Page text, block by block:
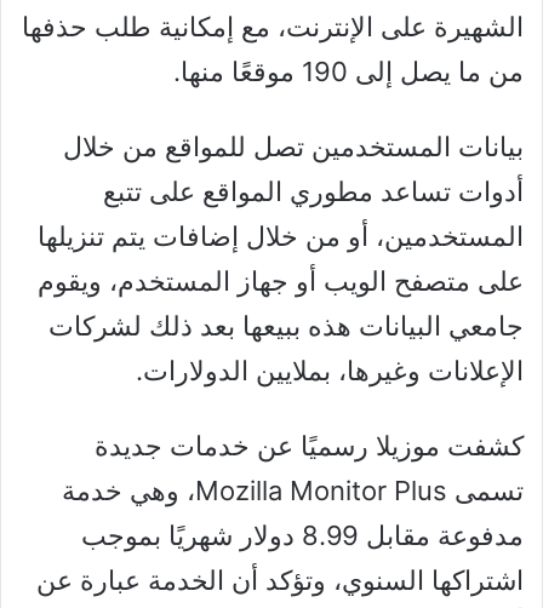
الشهيرة على الإنترنت، مع إمكانية طلب حذفها
من ما يصل إلى 190 موقعًا منها.
بيانات المستخدمين تصل للمواقع من خلال
أدوات تساعد مطوري المواقع على تتبع
المستخدمين، أو من خلال إضافات يتم تنزيلها
على متصفح الويب أو جهاز المستخدم، ويقوم
جامعي البيانات هذه ببيعها بعد ذلك لشركات
الإعلانات وغيرها، بملايين الدولارات.
كشفت موزيلا رسميًا عن خدمات جديدة
تسمى Mozilla Monitor Plus، وهي خدمة
مدفوعة مقابل 8.99 دولار شهريًا بموجب
اشتراكها السنوي، وتؤكد أن الخدمة عبارة عن